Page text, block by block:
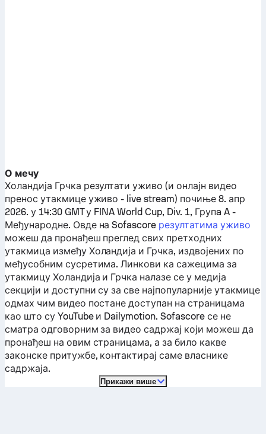
О мечу
Холандија Грчка резултати уживо (и онлајн видео
пренос утакмице уживо - live stream) почиње 8. апр
2026. у 14:30 GMT у FINA World Cup, Div. 1, Групa A -
Међународне. Овде на Sofascore резултатима уживо
можеш да пронађеш преглед свих претходних
утакмица између Холандија и Грчка, издвојених по
међусобним сусретима. Линкови ка сажецима за
утакмицу Холандија и Грчка налазе се у медија
секцији и доступни су за све најпопуларније утакмице
одмах чим видео постане доступан на страницама
као што су YouTube и Dailymotion. Sofascore се не
сматра одговорним за видео садржај који можеш да
пронађеш на овим страницама, а за било какве
законске притужбе, контактирај саме власнике
садржаја.
Прикажи више